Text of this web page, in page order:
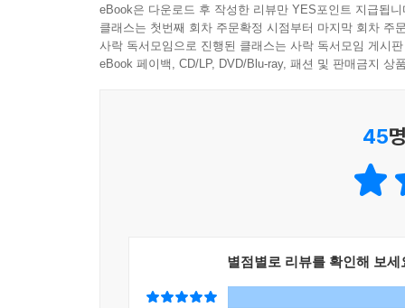
eBook은 다운로드 후 작성한 리뷰만 YES포인트 지급됩니
클래스는 첫번째 회차 주문확정 시점부터 마지막 회차 주
사락 독서모임으로 진행된 클래스는 사락 독서모임 게시
eBook 페이백, CD/LP, DVD/Blu-ray, 패션 및 판매금지 상
45
별점별로 리뷰를 확인해 보세